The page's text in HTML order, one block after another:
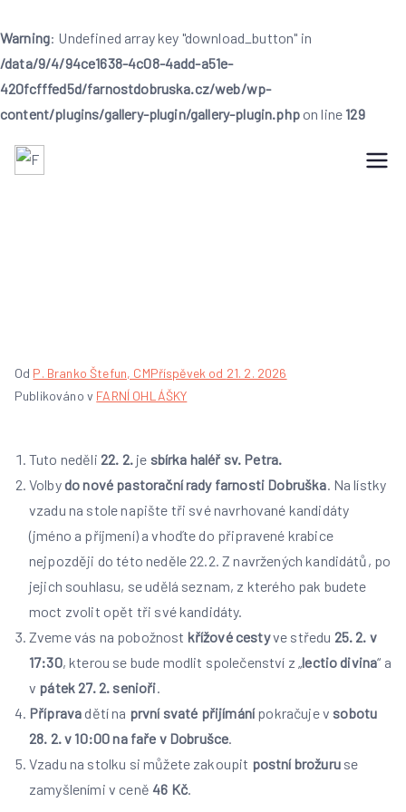
Warning: Undefined array key "download_button" in
/data/9/4/94ce1638-4c08-4add-a51e-
420fcfffed5d/farnostdobruska.cz/web/wp-
content/plugins/gallery-plugin/gallery-plugin.phpon line 129
Od P. Branko Štefun, CMPříspěvek od 21. 2. 2026
Publikováno v FARNÍ OHLÁŠKY
Tuto neděli 22. 2.je sbírka haléř sv. Petra.
Volbydo nové pastorační rady farnosti Dobruška. Na lístky
vzadu na stole napište tři své navrhované kandidáty
(jméno a příjmení) a vhoďte do připravené krabice
nejpozději do této neděle 22.2. Z navržených kandidátů, po
jejich souhlasu, se udělá seznam, z kterého pak budete
moct zvolit opět tři své kandidáty.
Zveme vás na pobožnost křížové cestyve středu 25. 2. v
17:30, kterou se bude modlit společenství z „lectio divina“ a
v pátek 27. 2. senioři.
Příprava dětí na první svaté přijímánípokračuje v sobotu
28. 2. v 10:00 na faře v Dobrušce.
Vzadu na stolku si můžete zakoupit postní brožuruse
zamyšleními v ceně46 Kč.